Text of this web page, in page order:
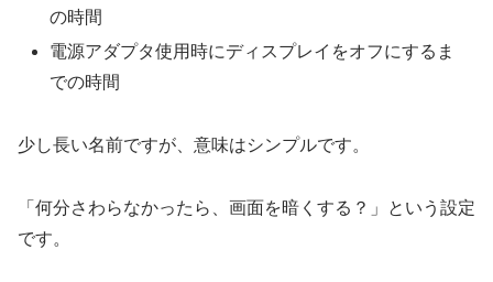
の時間
電源アダプタ使用時にディスプレイをオフにするま
での時間
少し長い名前ですが、意味はシンプルです。
「何分さわらなかったら、画面を暗くする？」という設定
です。